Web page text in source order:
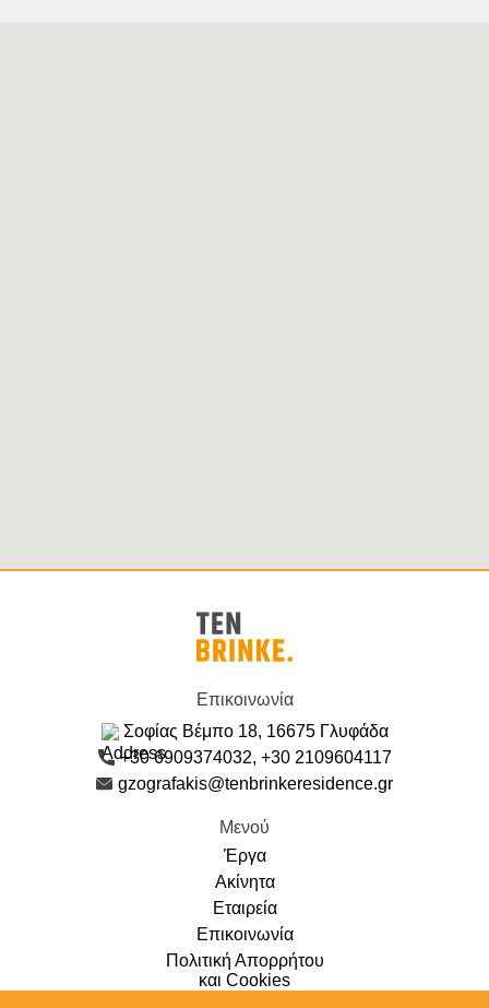
Επικοινωνία
Σοφίας Βέμπο 18, 16675 Γλυφάδα
+30 6909374032, +30 2109604117
gzografakis@tenbrinkeresidence.gr
Μενού
Έργα
Ακίνητα
Εταιρεία
Επικοινωνία
Πολιτική Απορρήτου
και Cookies